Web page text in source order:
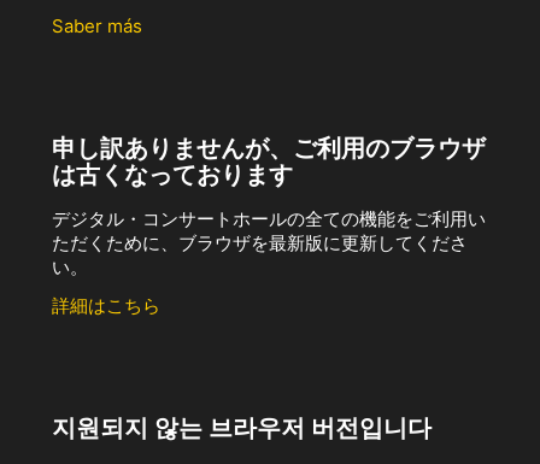
Saber más
申し訳ありませんが、ご利用のブラウザ
は古くなっております
デジタル・コンサートホールの全ての機能をご利用い
ただくために、ブラウザを最新版に更新してくださ
い。
詳細はこちら
지원되지 않는 브라우저 버전입니다